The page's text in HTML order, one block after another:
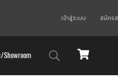
เข้าสู่ระบบ สมัคร